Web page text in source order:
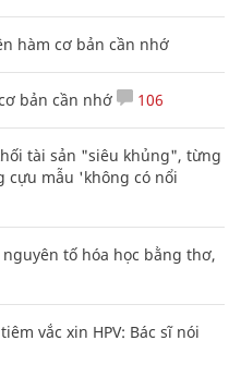
hàm cơ bản cần nhớ
bản cần nhớ 106
tài sản "siêu khủng", từng
cựu mẫu 'không có nổi
tố hóa học bằng thơ,
vắc xin HPV: Bác sĩ nói